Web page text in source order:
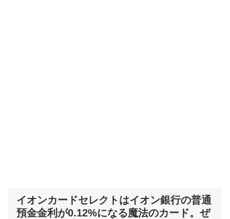
イオンカードセレクトはイオン銀行の普通
預金金利が0.12%になる魔法のカード。ぜ